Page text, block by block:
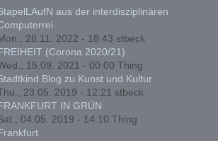
aus der interdisziplinären
28.11. 2022 - 18:43 stbeck
(Corona 2020/21)
15.09. 2021 - 00:00 Thing
Blog zu Kunst und Kultur
23.05. 2019 - 12:21 stbeck
IN GRÜN
04.05. 2019 - 14:10 Thing